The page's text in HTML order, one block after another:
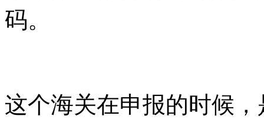
码。
这个海关在申报的时候